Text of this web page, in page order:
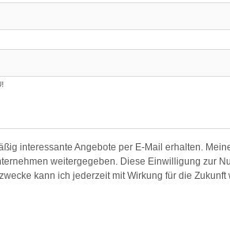
interessante Angebote per E-Mail erhalten.
weitergegeben. Diese Einwilligung zur
kann ich jederzeit mit Wirkung für die Zukunft